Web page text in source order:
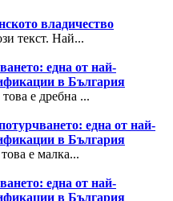
владичество
текст. Най...
една от най-
в България
е дребна ...
една от най-
в България
е малка...
една от най-
в България